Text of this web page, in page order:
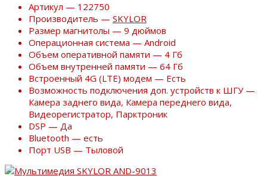
Артикул — 122750
Производитель — SKYLOR
Размер магнитолы — 9 дюймов
Операционная система — Android
Объем оперативной памяти — 4 Гб
Объем внутренней памяти — 64 Гб
Встроенный 4G (LTE) модем — Есть
Возможность подключения доп. устройств к ШГУ —
Камера заднего вида, Камера переднего вида,
Видеорегистратор, Парктроник
DSP — Да
Bluetooth — есть
Порт USB — Тыловой